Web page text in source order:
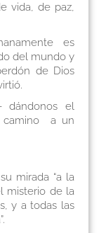
vida, de paz,
es
del mundo y
de Dios
dándonos el
camino a un
mirada “a la
misterio de la
y a todas las